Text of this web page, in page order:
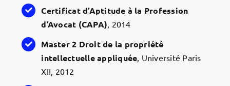
Certificat d’Aptitude à la Profession
d’Avocat (CAPA) , 2014
Master 2 Droit de la propriété
intellectuelle appliquée, Université Paris
XII, 2012